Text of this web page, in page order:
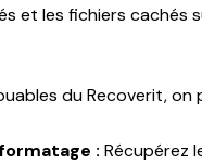
et les fichiers cachés
du Recoverit, on
: Récupérez